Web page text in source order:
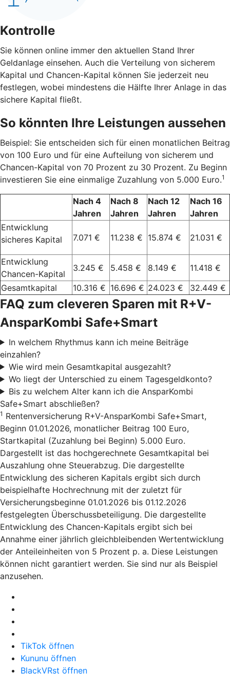
Kontrolle
Sie können online immer den aktuellen Stand Ihrer
Geldanlage einsehen. Auch die Verteilung von sicherem
Kapital und Chancen-Kapital können Sie jederzeit neu
festlegen, wobei mindestens die Hälfte Ihrer Anlage in das
sichere Kapital fließt.
So könnten Ihre Leistungen aussehen
Beispiel: Sie entscheiden sich für einen monatlichen Beitrag
von 100 Euro und für eine Aufteilung von sicherem und
Chancen-Kapital von 70 Prozent zu 30 Prozent. Zu Beginn
investieren Sie eine einmalige Zuzahlung von 5.000 Euro.1
Nach 4
Jahren
Nach 8
Jahren
Nach 12
Jahren
Nach 16
Jahren
Entwicklung
sicheres Kapital
7.071 € 11.238 € 15.874 € 21.031 €
Entwicklung
Chancen-Kapital
3.245 € 5.458 € 8.149 €
11.418 €
Gesamtkapital
10.316 € 16.696 € 24.023 € 32.449 €
FAQ zum cleveren Sparen mit R+V-
AnsparKombi Safe+Smart
In welchem Rhythmus kann ich meine Beiträge
einzahlen?
Wie wird mein Gesamtkapital ausgezahlt?
Wo liegt der Unterschied zu einem Tagesgeldkonto?
Bis zu welchem Alter kann ich die AnsparKombi
Safe+Smart abschließen?
1 Rentenversicherung R+V-AnsparKombi Safe+Smart,
Beginn 01.01.2026, monatlicher Beitrag 100 Euro,
Startkapital (Zuzahlung bei Beginn) 5.000 Euro.
Dargestellt ist das hochgerechnete Gesamtkapital bei
Auszahlung ohne Steuerabzug. Die dargestellte
Entwicklung des sicheren Kapitals ergibt sich durch
beispielhafte Hochrechnung mit der zuletzt für
Versicherungsbeginne 01.01.2026 bis 01.12.2026
festgelegten Überschussbeteiligung. Die dargestellte
Entwicklung des Chancen-Kapitals ergibt sich bei
Annahme einer jährlich gleichbleibenden Wertentwicklung
der Anteileinheiten von 5 Prozent p. a. Diese Leistungen
können nicht garantiert werden. Sie sind nur als Beispiel
anzusehen.
TikTok öffnen
Kununu öffnen
BlackVRst öffnen